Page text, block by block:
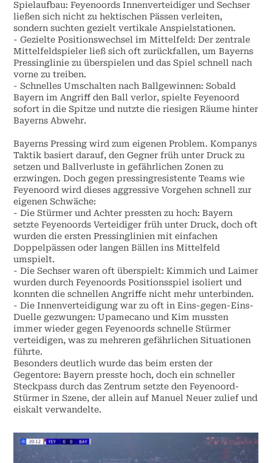
Spielaufbau: Feyenoords Innenverteidiger und Sechser
ließen sich nicht zu hektischen Pässen verleiten,
sondern suchten gezielt vertikale Anspielstationen.
- Gezielte Positionswechsel im Mittelfeld: Der zentrale
Mittelfeldspieler ließ sich oft zurückfallen, um Bayerns
Pressinglinie zu überspielen und das Spiel schnell nach
vorne zu treiben.
- Schnelles Umschalten nach Ballgewinnen: Sobald
Bayern im Angriff den Ball verlor, spielte Feyenoord
sofort in die Spitze und nutzte die riesigen Räume hinter
Bayerns Abwehr.
Bayerns Pressing wird zum eigenen Problem. Kompanys
Taktik basiert darauf, den Gegner früh unter Druck zu
setzen und Ballverluste in gefährlichen Zonen zu
erzwingen. Doch gegen pressingresistente Teams wie
Feyenoord wird dieses aggressive Vorgehen schnell zur
eigenen Schwäche:
- Die Stürmer und Achter pressten zu hoch: Bayern
setzte Feyenoords Verteidiger früh unter Druck, doch oft
wurden die ersten Pressinglinien mit einfachen
Doppelpässen oder langen Bällen ins Mittelfeld
umspielt.
- Die Sechser waren oft überspielt: Kimmich und Laimer
wurden durch Feyenoords Positionsspiel isoliert und
konnten die schnellen Angriffe nicht mehr unterbinden.
- Die Innenverteidigung war zu oft in Eins-gegen-Eins-
Duelle gezwungen: Upamecano und Kim mussten
immer wieder gegen Feyenoords schnelle Stürmer
verteidigen, was zu mehreren gefährlichen Situationen
führte.
Besonders deutlich wurde das beim ersten der
Gegentore: Bayern presste hoch, doch ein schneller
Steckpass durch das Zentrum setzte den Feyenoord-
Stürmer in Szene, der allein auf Manuel Neuer zulief und
eiskalt verwandelte.